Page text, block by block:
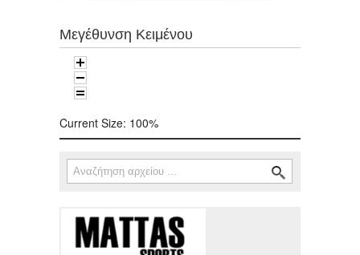
Μεγέθυνση Κειμένου
Current Size: 100%
Φόρμα αναζήτησης
Αναζήτηση